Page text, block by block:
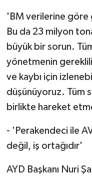
'BM verilerine göre
Bu da 23 milyon
büyük bir sorun.
yönetmenin
ve kaybı için
düşünüyoruz. Tüm
birlikte hareket
- 'Perakendeci ile
değil, iş ortağıdır'
AYD Başkanı Nuri